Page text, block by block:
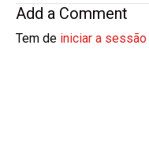
Add a Comment
Tem de iniciar a sessão